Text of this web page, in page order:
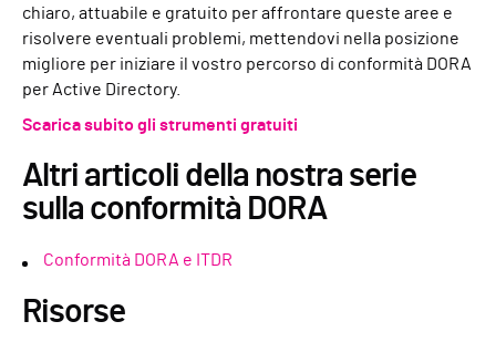
chiaro, attuabile e gratuito per affrontare queste aree e
risolvere eventuali problemi, mettendovi nella posizione
migliore per iniziare il vostro percorso di conformità DORA
per Active Directory.
Scarica subito gli strumenti gratuiti
Altri articoli della nostra serie
sulla conformità DORA
Conformità DORA e ITDR
Risorse